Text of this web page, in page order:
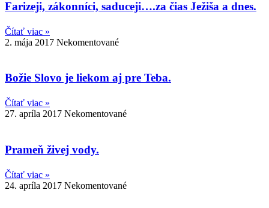
Farizeji, zákonníci, saduceji….za čias Ježiša a dnes.
Čítať viac »
2. mája 2017 Nekomentované
Božie Slovo je liekom aj pre Teba.
Čítať viac »
27. apríla 2017 Nekomentované
Prameň živej vody.
Čítať viac »
24. apríla 2017 Nekomentované